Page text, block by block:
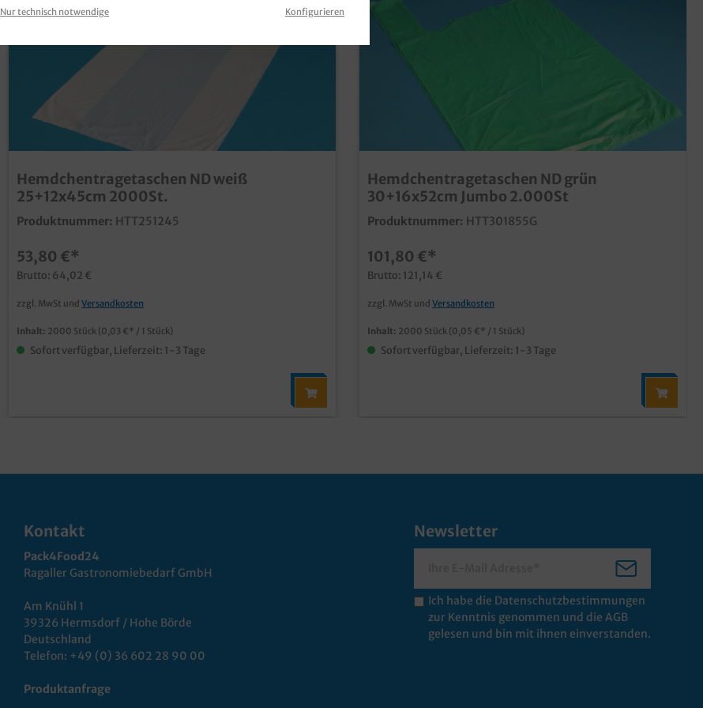
Hemdchentragetaschen ND weiß
25+12x45cm 2000St.
Produktnummer: HTT251245
53,80 €*
Brutto: 64,02 €
zzgl. MwSt und Versandkosten
Inhalt: 2000 Stück (0,03 €* / 1 Stück)
Sofort verfügbar, Lieferzeit: 1-3 Tage
Hemdchentragetaschen ND grün
30+16x52cm Jumbo 2.000St
Produktnummer: HTT301855G
101,80 €*
Brutto: 121,14 €
zzgl. MwSt und Versandkosten
Inhalt: 2000 Stück (0,05 €* / 1 Stück)
Sofort verfügbar, Lieferzeit: 1-3 Tage
Kontakt
Pack4Food24
Ragaller Gastronomiebedarf GmbH
Am Knühl 1
39326 Hermsdorf / Hohe Börde
Deutschland
Telefon: +49 (0) 36 602 28 90 00
Produktanfrage
Newsletter
Ich habe die Datenschutzbestimmungen
zur Kenntnis genommen und die AGB
gelesen und bin mit ihnen einverstanden.
Nur technisch notwendige Konfigurieren